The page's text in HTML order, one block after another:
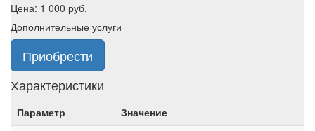
Цена: 1 000 руб.
Дополнительные услуги
Приобрести
Характеристики
Параметр
Значение